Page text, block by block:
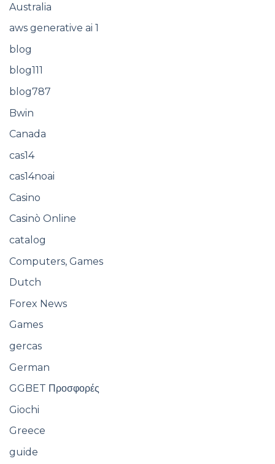
Australia
aws generative ai 1
blog
blog111
blog787
Bwin
Canada
cas14
cas14noai
Casino
Casinò Online
catalog
Computers, Games
Dutch
Forex News
Games
gercas
German
GGBET Προσφορές
Giochi
Greece
guide